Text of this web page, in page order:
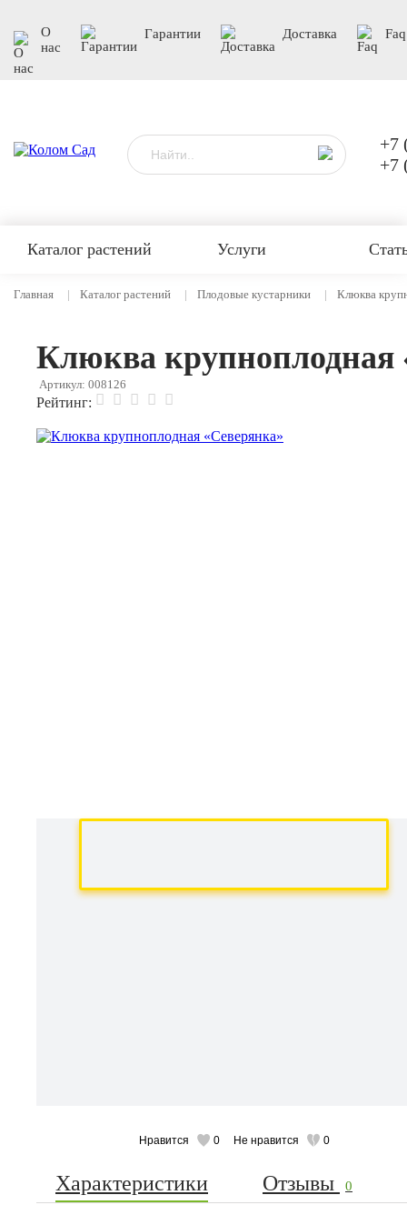
О
нас
Гарантии Доставка Faq
+7
+7
Каталог растений Услуги
Главная Каталог растений Плодовые кустарники Клюква
Клюква крупноплодная
Артикул: 008126
Рейтинг:
Нравится 0 Не нравится 0
Характеристики Отзывы 0